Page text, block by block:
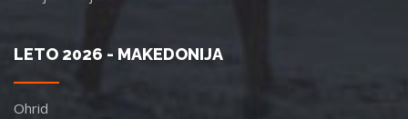
LETO 2026 - MAKEDONIJA
Ohrid